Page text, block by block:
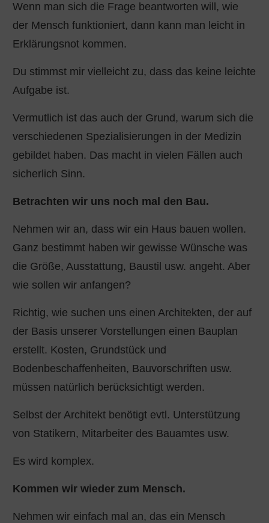
Wenn man sich die Frage beantworten will, wie
der Mensch funktioniert, dann kann man leicht in
Erklärungsnot kommen.
Du stimmst mir vielleicht zu, dass das keine leichte
Aufgabe ist.
Vermutlich ist das auch der Grund, warum sich die
verschiedenen Spezialisierungen in der Medizin
gebildet haben. Das macht in vielen Fällen auch
sicherlich Sinn.
Betrachten wir uns noch mal den Bau.
Nehmen wir an, dass wir ein Haus bauen wollen.
Ganz bestimmt haben wir gewisse Wünsche was
die Größe, Ausstattung, Baustil usw. angeht. Aber
wie sollen wir anfangen?
Richtig, wie suchen uns einen Architekten, der auf
der Basis unserer Vorstellungen einen Bauplan
erstellt. Kosten, Grundstück und
Bodenbeschaffenheiten, Bauvorschriften usw.
müssen natürlich berücksichtigt werden.
Selbst der Architekt benötigt evtl. Unterstützung
von Statikern, Mitarbeiter des Bauamtes usw.
Es wird komplex.
Kommen wir wieder zum Mensch.
Nehmen wir einfach mal an, das ein Mensch